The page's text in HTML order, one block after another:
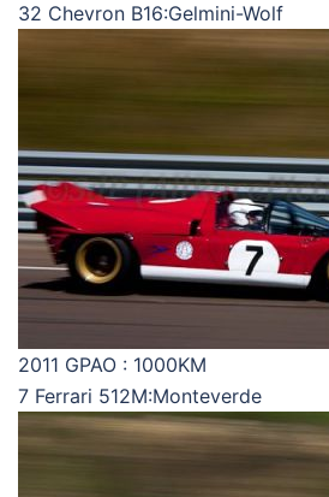
32 Chevron B16:Gelmini-Wolf
2011 GPAO : 1000KM
7 Ferrari 512M:Monteverde